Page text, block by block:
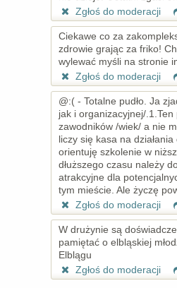
Zgłoś do moderacji
Ciekawe co za
zdrowie grając za friko!
wylewać myśli na stronie
Zgłoś do moderacji
@:( - Totalne pudło. Ja
jak i organizacyjnej/
zawodników /wiek/ a nie
liczy się kasa na
orientuję szkolenie w
dłuższego czasu należy
atrakcyjne dla
tym mieście. Ale życzę
Zgłoś do moderacji
W drużynie są
pamiętać o elbląskiej
Elblągu
Zgłoś do moderacji